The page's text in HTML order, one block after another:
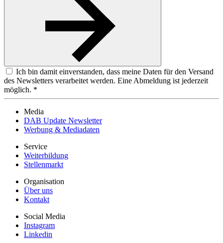
Ich bin damit einverstanden, dass meine Daten für den Versand
des Newsletters verarbeitet werden. Eine Abmeldung ist jederzeit
möglich. *
Media
DAB Update Newsletter
Werbung & Mediadaten
Service
Weiterbildung
Stellenmarkt
Organisation
Über uns
Kontakt
Social Media
Instagram
Linkedin